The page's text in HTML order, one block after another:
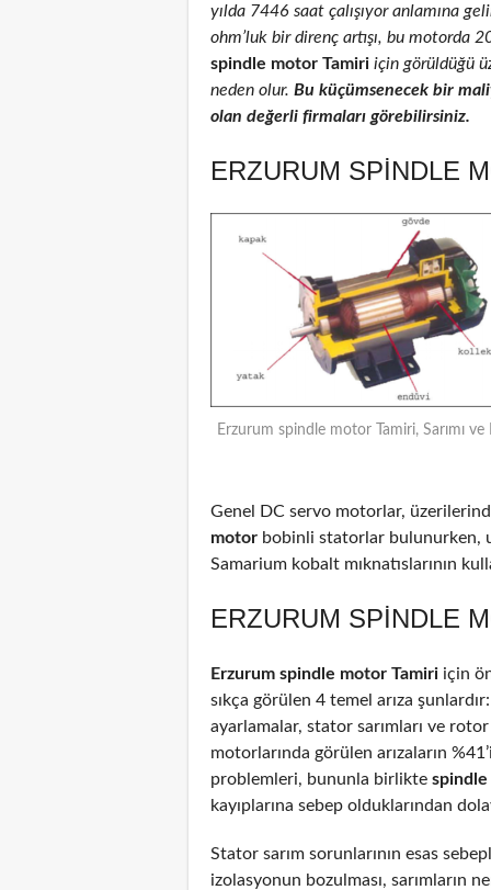
yılda 7446 saat çalışıyor anlamına
ohm’luk bir direnç artışı, bu motorda
spindle motor Tamiri için görüldüğü
neden olur. Bu küçümsenecek bir
olan değerli firmaları görebilirsiniz.
ERZURUM SPINDLE
Erzurum spindle motor Tamiri, Sarımı ve
Genel DC servo motorlar,
motor bobinli statorlar bulunurken,
Samarium kobalt mıknatıslarının
ERZURUM SPINDLE
Erzurum spindle motor Tamiri için
sıkça görülen 4 temel arıza
ayarlamalar, stator sarımları ve
motorlarında görülen arızaların
problemleri, bununla birlikte
kayıplarına sebep olduklarından
Stator sarım sorunlarının esas
izolasyonun bozulması, sarımların